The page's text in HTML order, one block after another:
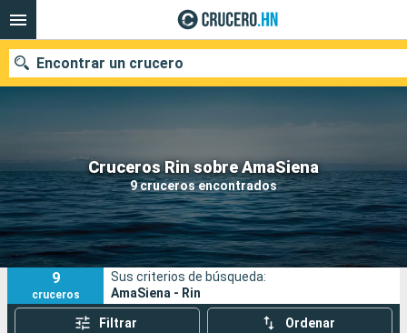
Cruceros Rin sobre AmaSiena
9 cruceros encontrados
Encontrar un crucero
Nuestros destinos
Fecha de salida
Puertos Compañías
9
cruceros
Sus criterios de búsqueda:
AmaSiena - Rin
Filtrar Ordenar